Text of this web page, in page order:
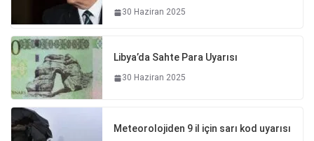
30 Haziran 2025
Libya’da Sahte Para Uyarısı
30 Haziran 2025
Meteorolojiden 9 il için sarı kod uyarısı